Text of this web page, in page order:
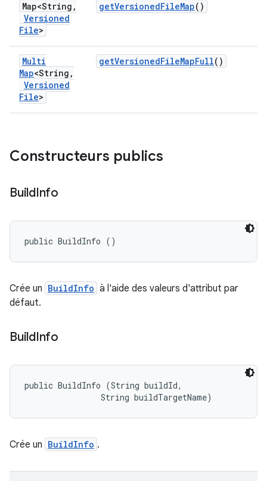
Map<String ,
Versioned
File>
getVersionedFileMap()
Multi
Map<String ,
Versioned
File>
getVersionedFileMapFull()
Constructeurs publics
BuildInfo
public BuildInfo ()
Crée un BuildInfo à l'aide des valeurs d'attribut par
défaut.
BuildInfo
public BuildInfo (String buildId,
                String buildTargetName)
Crée un BuildInfo .